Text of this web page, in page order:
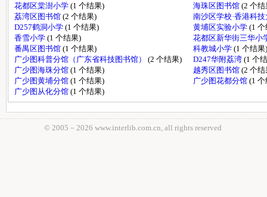
花都区棠澍小学 (1 个结果) 海珠区图书馆 (2 个结
荔湾区图书馆 (2 个结果)
南沙区学校·香港科
D257鹤洞小学 (1 个结果) 黄埔区实验小学 (1
香雪小学 (1 个结果)
花都区新华街三华小
番禺区图书馆 (1 个结果) 科教城小学 (1 个结果)
广少图科普分馆（广东省科技图书馆） (2 个结果) D247华附荔湾 (1 个
广少图海珠分馆 (1 个结果) 越秀区图书馆 (2 个结
广少图黄埔分馆 (1 个结果) 广少图花都分馆 (1
广少图从化分馆 (1 个结果)
© 2005－ 2026 www.interlib.com.cn, all rights reserved